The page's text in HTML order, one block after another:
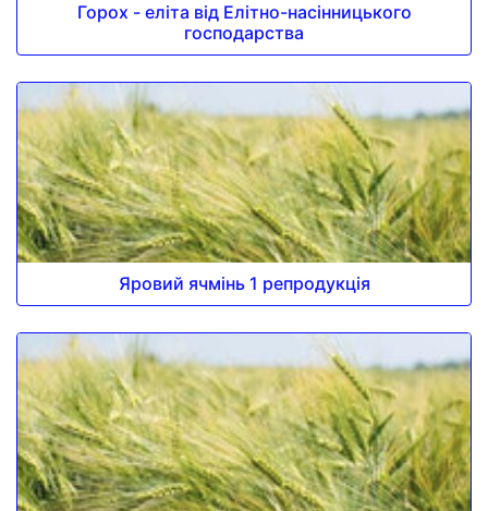
Горох - еліта від Елітно-насінницького
господарства
Яровий ячмінь 1 репродукція